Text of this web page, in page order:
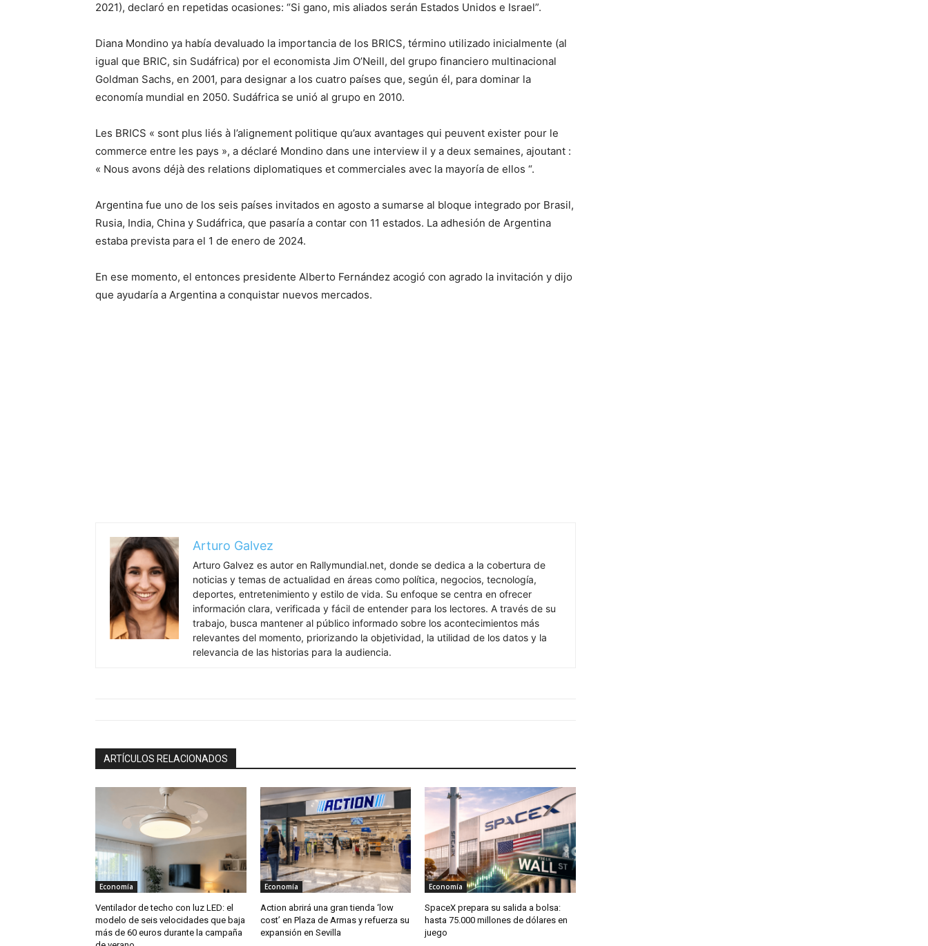
2021), declaró en repetidas ocasiones: “Si gano, mis aliados serán Estados Unidos e Israel”.
Diana Mondino ya había devaluado la importancia de los BRICS, término utilizado inicialmente (al
igual que BRIC, sin Sudáfrica) por el economista Jim O’Neill, del grupo financiero multinacional
Goldman Sachs, en 2001, para designar a los cuatro países que, según él, para dominar la
economía mundial en 2050. Sudáfrica se unió al grupo en 2010.
Les BRICS « sont plus liés à l’alignement politique qu’aux avantages qui peuvent exister pour le
commerce entre les pays », a déclaré Mondino dans une interview il y a deux semaines, ajoutant :
« Nous avons déjà des relations diplomatiques et commerciales avec la mayoría de ellos “.
Argentina fue uno de los seis países invitados en agosto a sumarse al bloque integrado por Brasil,
Rusia, India, China y Sudáfrica, que pasaría a contar con 11 estados. La adhesión de Argentina
estaba prevista para el 1 de enero de 2024.
En ese momento, el entonces presidente Alberto Fernández acogió con agrado la invitación y dijo
que ayudaría a Argentina a conquistar nuevos mercados.
Arturo Galvez
Arturo Galvez es autor en Rallymundial.net, donde se dedica a la cobertura de
noticias y temas de actualidad en áreas como política, negocios, tecnología,
deportes, entretenimiento y estilo de vida. Su enfoque se centra en ofrecer
información clara, verificada y fácil de entender para los lectores. A través de su
trabajo, busca mantener al público informado sobre los acontecimientos más
relevantes del momento, priorizando la objetividad, la utilidad de los datos y la
relevancia de las historias para la audiencia.
ARTÍCULOS RELACIONADOS
Economía
Ventilador de techo con luz LED: el
modelo de seis velocidades que baja
más de 60 euros durante la campaña
Economía
Action abrirá una gran tienda ‘low
cost’ en Plaza de Armas y refuerza su
expansión en Sevilla
Economía
SpaceX prepara su salida a bolsa:
hasta 75.000 millones de dólares en
juego